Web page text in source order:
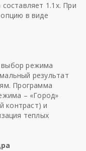
1.1х. При
в виде
выбор режима
результат
Программа
– «Город»
контраст) и
теплых